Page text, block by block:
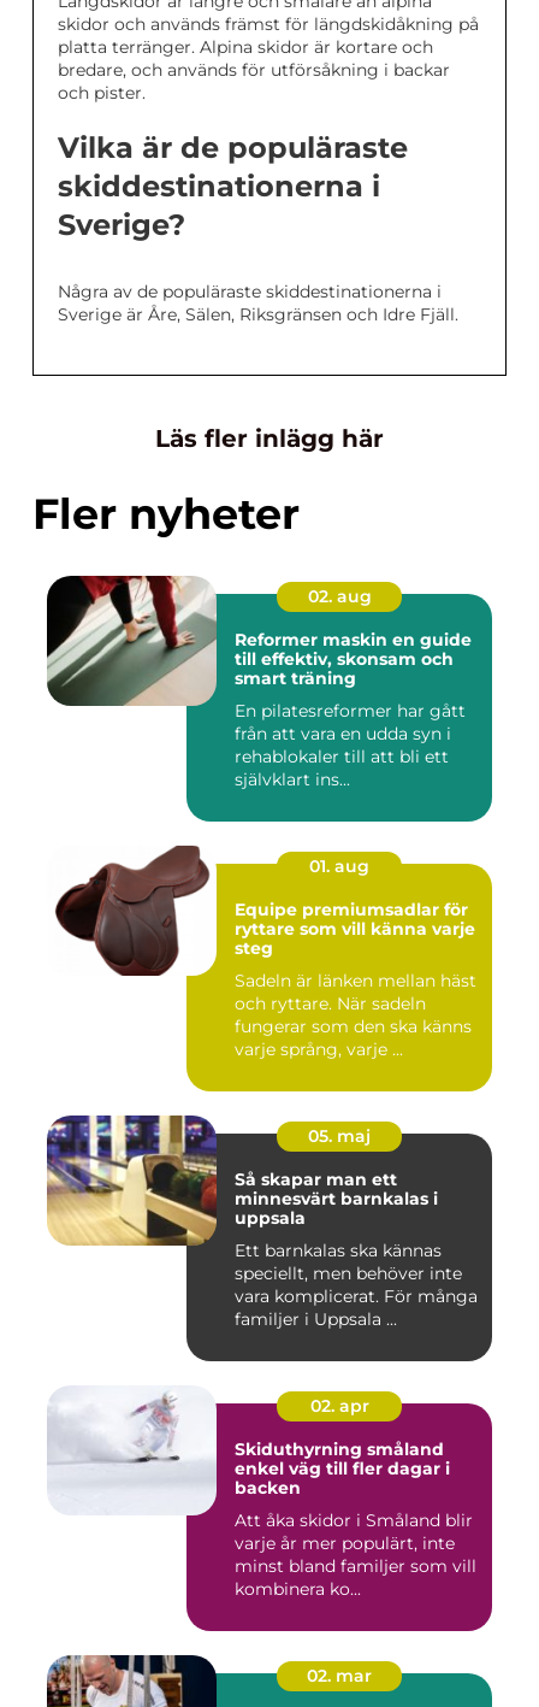
skidor och används främst för längdskidåkning på
platta terränger. Alpina skidor är kortare och
bredare, och används för utförsåkning i backar
och pister.
Vilka är de populäraste
skiddestinationerna i
Sverige?
Några av de populäraste skiddestinationerna i
Sverige är Åre, Sälen, Riksgränsen och Idre Fjäll.
Läs fler inlägg här
Fler nyheter
02. aug
Reformer maskin en guide
till effektiv, skonsam och
smart träning
En pilatesreformer har gått
från att vara en udda syn i
rehablokaler till att bli ett
självklart ins...
01. aug
Equipe premiumsadlar för
ryttare som vill känna varje
steg
Sadeln är länken mellan häst
och ryttare. När sadeln
fungerar som den ska känns
varje språng, varje ...
05. maj
Så skapar man ett
minnesvärt barnkalas i
uppsala
Ett barnkalas ska kännas
speciellt, men behöver inte
vara komplicerat. För många
familjer i Uppsala ...
02. apr
Skiduthyrning småland
enkel väg till fler dagar i
backen
Att åka skidor i Småland blir
varje år mer populärt, inte
minst bland familjer som vill
kombinera ko...
02. mar